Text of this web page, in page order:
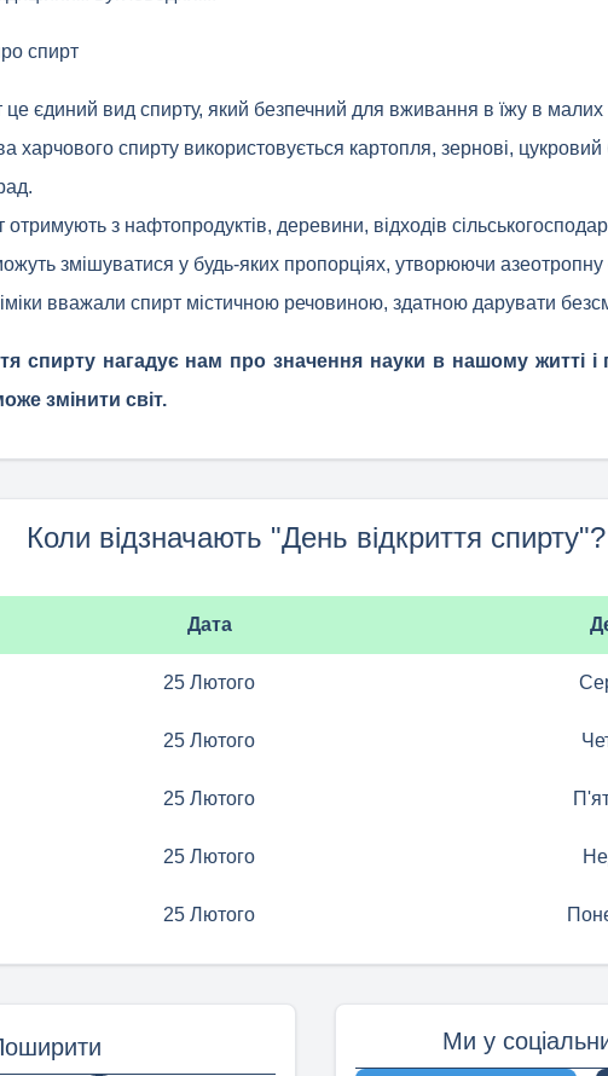
спирт
єдиний вид спирту, який безпечний для вживання в їжу в малих
харчового спирту використовується картопля, зернові,
отримують з нафтопродуктів, деревини, відходів
змішуватися у будь-яких пропорціях, утворюючи азеотропну
вважали спирт містичною речовиною, здатною дарувати
спирту нагадує нам про значення науки в нашому житті і
змінити світ.
Коли відзначають "День відкриття спирту"?
Дата
25 Лютого
25 Лютого
25 Лютого
25 Лютого
25 Лютого
Ми у